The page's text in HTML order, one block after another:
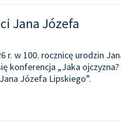
Jana Józefa
r. w 100. rocznicę urodzin
konferencja „Jaka ojczyzna?
Józefa Lipskiego”.